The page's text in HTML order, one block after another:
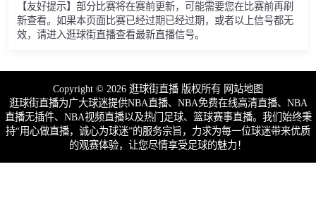
【友好提示】部分比赛将在赛前更新，可能需要您在比赛前再刷
新查看。如果本页面比赛已经过期已经过期，或者以上信号都无
效，请进入逛球街直播查看最新直播信号。
Copyright © 2026 逛球街直播 版权所有 网站地图
逛球街直播为广大球迷提供NBA直播、NBA免费在线高清直播、NBA
直播无插件、NBA视频直播以及热门足球、篮球赛事直播。我们始终秉
持“用心做直播，诚心为球迷”的服务宗旨，力求为每一位球迷带来优质
的观赛体验，让您尽情享受足球的魅力！